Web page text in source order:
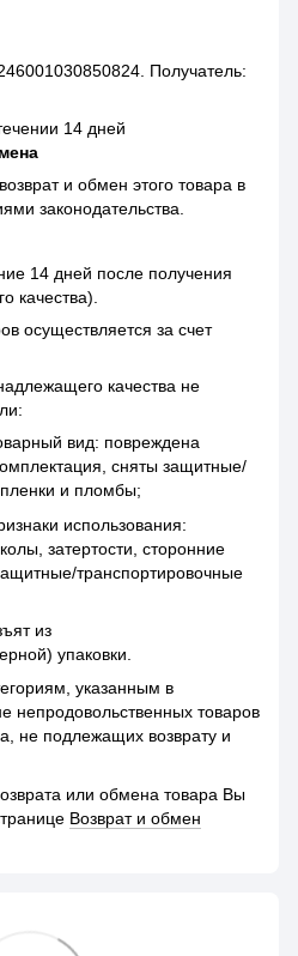
Получатель:
14 дней
и обмен этого товара в
законодательства.
14 дней после получения
качества).
осуществляется за счет
качества не
вид: повреждена
сняты защитные/
и пломбы;
использования:
затертости, сторонние
транспортировочные
из
упаковки.
указанным в
непродовольственных товаров
не подлежащих возврату и
или обмена товара Вы
Возврат и обмен